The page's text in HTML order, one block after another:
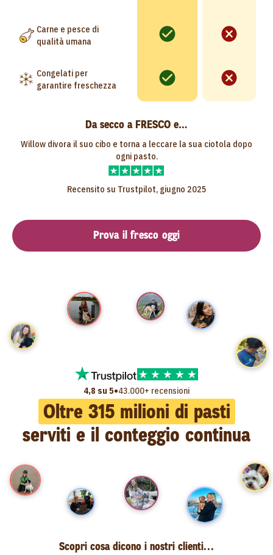
Carne e pesce di
qualità umana
Congelati per
garantire freschezza
Da secco a FRESCO e…
Willow divora il suo cibo e torna a leccare la sua ciotola dopo
ogni pasto.
Recensito su Trustpilot, giugno 2025
Prova il fresco oggi
4,8 su 5•43.000+ recensioni
Oltre 315milioni di pasti
serviti e il conteggio continua
Scopri cosa dicono i nostri clienti...